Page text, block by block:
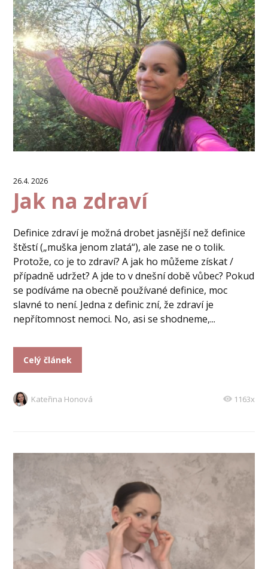
26.4. 2026
Jak na zdraví
Definice zdraví je možná drobet jasnější než definice
štěstí („muška jenom zlatá“), ale zase ne o tolik.
Protože, co je to zdraví? A jak ho můžeme získat /
případně udržet? A jde to v dnešní době vůbec? Pokud
se podíváme na obecně používané definice, moc
slavné to není. Jedna z definic zní, že zdraví je
nepřítomnost nemoci. No, asi se shodneme,...
Celý článek
Kateřina Honová 1163x